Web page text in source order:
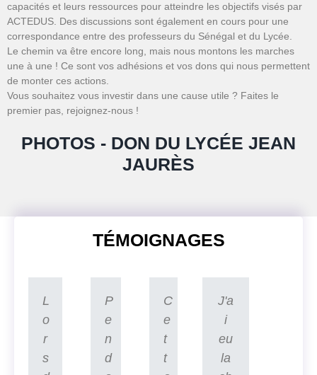
capacités et leurs ressources pour atteindre les objectifs visés par
ACTEDUS. Des discussions sont également en cours pour une
correspondance entre des professeurs du Sénégal et du Lycée.
Le chemin va être encore long, mais nous montons les marches
une à une ! Ce sont vos adhésions et vos dons qui nous permettent
de monter ces actions.
Vous souhaitez vous investir dans une cause utile ? Faites le
premier pas, rejoignez-nous !
PHOTOS - DON DU LYCÉE JEAN
JAURÈS
TÉMOIGNAGES
L
o
r
s
P
e
n
d
C
e
t
t
J'a
i
eu
la